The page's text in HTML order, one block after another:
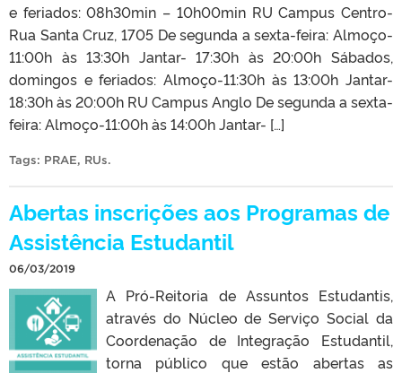
e feriados: 08h30min – 10h00min RU Campus Centro-
Rua Santa Cruz, 1705 De segunda a sexta-feira: Almoço-
11:00h às 13:30h Jantar- 17:30h às 20:00h Sábados,
domingos e feriados: Almoço-11:30h às 13:00h Jantar-
18:30h às 20:00h RU Campus Anglo De segunda a sexta-
feira: Almoço-11:00h às 14:00h Jantar- […]
Tags: PRAE, RUs.
Abertas inscrições aos Programas de
Assistência Estudantil
06/03/2019
A Pró-Reitoria de Assuntos Estudantis,
através do Núcleo de Serviço Social da
Coordenação de Integração Estudantil,
torna público que estão abertas as